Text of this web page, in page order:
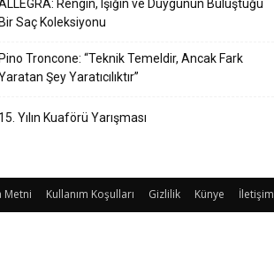
Rengin, Işığın ve Duygunun Buluştuğu
Bir Saç Koleksiyonu
Pino Troncone: “Teknik Temeldir, Ancak Fark
Şey Yaratıcılıktır”
15. Yılın Kuaförü Yarışması
Metni Kullanım Koşulları Gizlilik Künye İletişim